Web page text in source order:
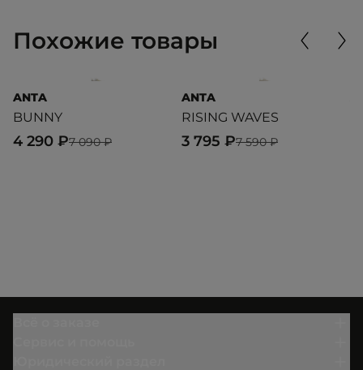
Похожие товары
ANTA
BUNNY
7 090 ₽
4 290 ₽
ANTA
RISING WAVES
7 590 ₽
3 795 ₽